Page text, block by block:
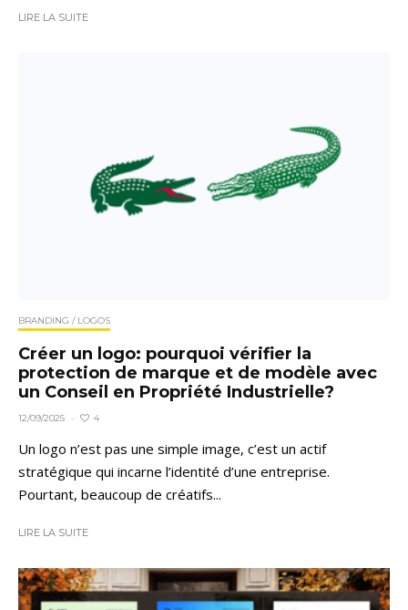
LIRE LA SUITE
BRANDING / LOGOS
Créer un logo: pourquoi vérifier la
protection de marque et de modèle avec
un Conseil en Propriété Industrielle?
12/09/2025 · 4
Un logo n’est pas une simple image, c’est un actif
stratégique qui incarne l’identité d’une entreprise.
Pourtant, beaucoup de créatifs...
LIRE LA SUITE